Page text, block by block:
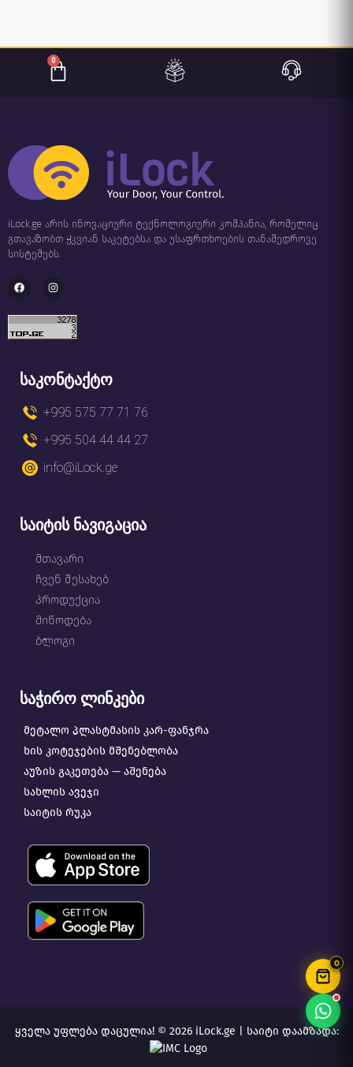
0
iLock.ge არის ინოვაციური ტექნოლოგიური კომპანია, რომელიც
გთავაზობთ ჭკვიან საკეტებსა და უსაფრთხოების თანამედროვე
სისტემებს.
საკონტაქტო
+995 575 77 71 76
+995 504 44 44 27
info@iLock.ge
საიტის ნავიგაცია
მთავარი
ჩვენ შესახებ
პროდუქცია
მიწოდება
ბლოგი
საჭირო ლინკები
მეტალო პლასტმასის კარ-ფანჯრა
ხის კოტეჯების მშენებლობა
აუზის გაკეთება — აშენება
სახლის ავეჯი
საიტის რუკა
ყველა უფლება დაცულია! © 2026 iLock.ge | საიტი დაამზადა:
0